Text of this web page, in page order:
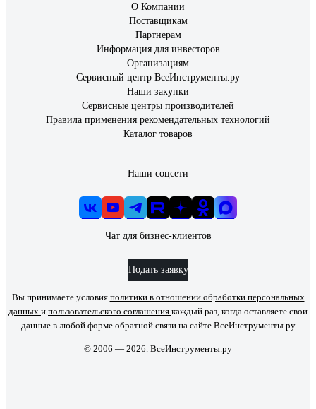
О Компании
Поставщикам
Партнерам
Информация для инвесторов
Организациям
Сервисный центр ВсеИнструменты.ру
Наши закупки
Сервисные центры производителей
Правила применения рекомендательных технологий
Каталог товаров
Наши соцсети
Чат для бизнес-клиентов
Подать заявку
Вы принимаете условия политики в отношении обработки персональных
данных и пользовательского соглашения каждый раз, когда оставляете свои
данные в любой форме обратной связи на сайте ВсеИнструменты.ру
© 2006 — 2026. ВсеИнструменты.ру